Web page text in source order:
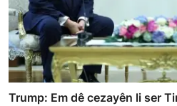
Trump: Em dê cezayên li ser